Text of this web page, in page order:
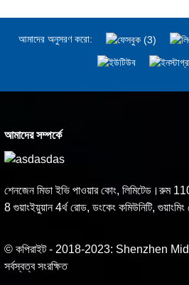
আমাদের অনুসরণ করো:
আমাদের সম্পর্কে
শেনজেন মিডা ইভি পাওয়ার কোং, লিমিটেড।রুম
8 গুয়াংইয়ুয়ান 4র্থ রোড, ডংকেং কমিউনিটি,
© কপিরাইট - 2018-2023: Shenzhen
সর্বস্বত্ব সংরক্ষিত